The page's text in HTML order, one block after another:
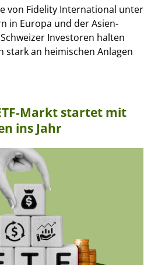
von Fidelity International unter
in Europa und der Asien-
Investoren halten
an heimischen Anlagen
Markt startet mit
ins Jahr